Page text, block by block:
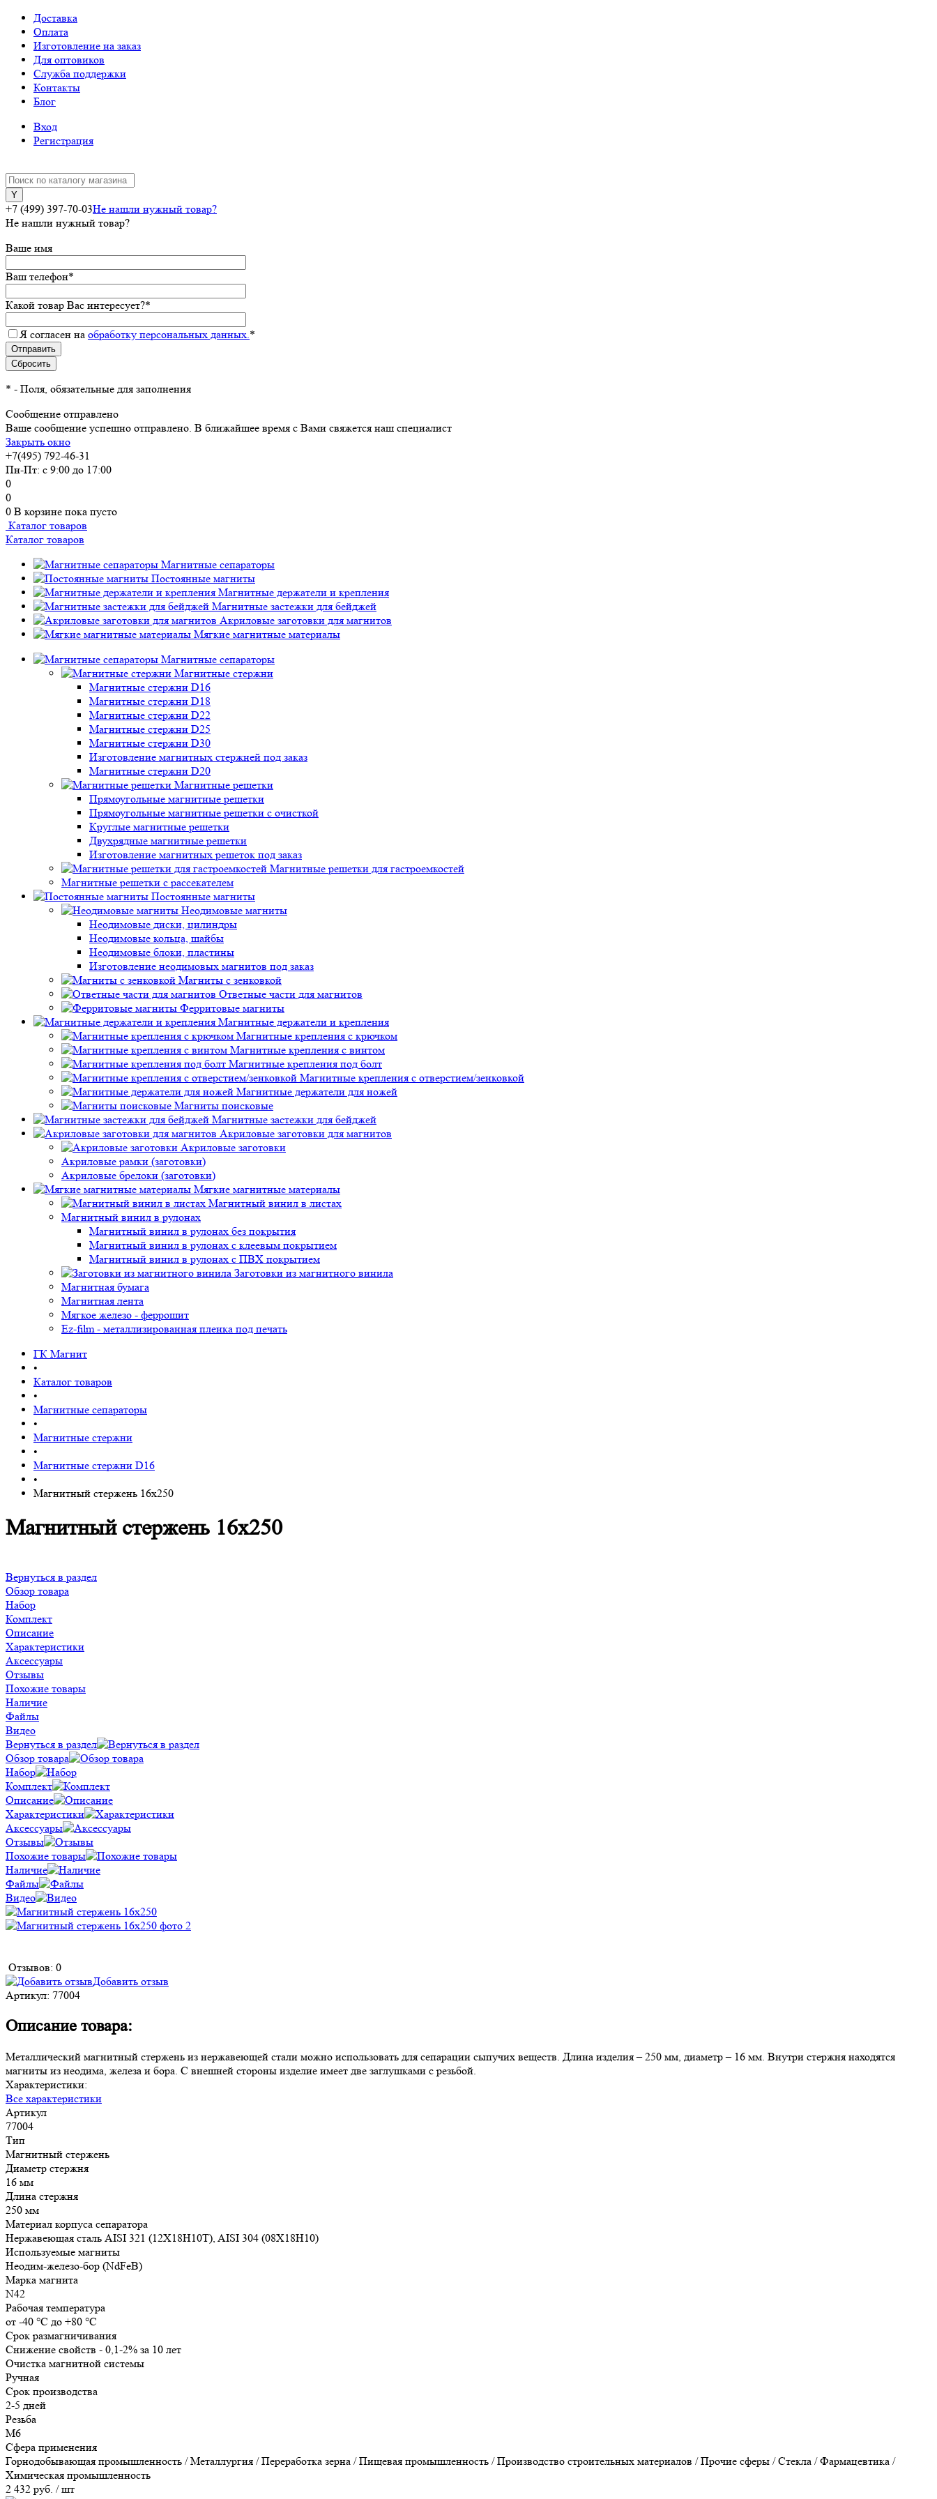
Доставка
Оплата
Изготовление на заказ
Для оптовиков
Служба поддержки
Контакты
Блог
Вход
Регистрация
+7 (499) 397-70-03Не нашли нужный товар?
Не нашли нужный товар?
Ваше имя
Ваш телефон*
Какой товар Вас интересует?*
Я согласен на обработку персональных данных.*
* - Поля, обязательные для заполнения
Сообщение отправлено
Ваше сообщение успешно отправлено. В ближайшее время с Вами свяжется наш специалист
Закрыть окно
+7(495) 792-46-31
Пн-Пт: с 9:00 до 17:00
0
0
0 В корзине пока пусто
Каталог товаров
Каталог товаров
Магнитные сепараторы
Постоянные магниты
Магнитные держатели и крепления
Магнитные застежки для бейджей
Акриловые заготовки для магнитов
Мягкие магнитные материалы
Магнитные сепараторы
Магнитные стержни
Магнитные стержни D16
Магнитные стержни D18
Магнитные стержни D22
Магнитные стержни D25
Магнитные стержни D30
Изготовление магнитных стержней под заказ
Магнитные стержни D20
Магнитные решетки
Прямоугольные магнитные решетки
Прямоугольные магнитные решетки с очисткой
Круглые магнитные решетки
Двухрядные магнитные решетки
Изготовление магнитных решеток под заказ
Магнитные решетки для гастроемкостей
Магнитные решетки с рассекателем
Постоянные магниты
Неодимовые магниты
Неодимовые диски, цилиндры
Неодимовые кольца, шайбы
Неодимовые блоки, пластины
Изготовление неодимовых магнитов под заказ
Магниты с зенковкой
Ответные части для магнитов
Ферритовые магниты
Магнитные держатели и крепления
Магнитные крепления с крючком
Магнитные крепления с винтом
Магнитные крепления под болт
Магнитные крепления с отверстием/зенковкой
Магнитные держатели для ножей
Магниты поисковые
Магнитные застежки для бейджей
Акриловые заготовки для магнитов
Акриловые заготовки
Акриловые рамки (заготовки)
Акриловые брелоки (заготовки)
Мягкие магнитные материалы
Магнитный винил в листах
Магнитный винил в рулонах
Магнитный винил в рулонах без покрытия
Магнитный винил в рулонах с клеевым покрытием
Магнитный винил в рулонах с ПВХ покрытием
Заготовки из магнитного винила
Магнитная бумага
Магнитная лента
Мягкое железо - феррошит
Ez-film - металлизированная пленка под печать
ГК Магнит
•
Каталог товаров
•
Магнитные сепараторы
•
Магнитные стержни
•
Магнитные стержни D16
•
Магнитный стержень 16х250
Магнитный стержень 16х250
Вернуться в раздел
Обзор товара
Набор
Комплект
Описание
Характеристики
Аксессуары
Отзывы
Похожие товары
Наличие
Файлы
Видео
Вернуться в раздел
Обзор товара
Набор
Комплект
Описание
Характеристики
Аксессуары
Отзывы
Похожие товары
Наличие
Файлы
Видео
Отзывов: 0
Добавить отзыв
Артикул: 77004
Описание товара:
Металлический магнитный стержень из нержавеющей стали можно использовать для сепарации сыпучих веществ. Длина изделия – 250 мм, диаметр – 16 мм. Внутри стержня находятся
магниты из неодима, железа и бора. С внешней стороны изделие имеет две заглушками с резьбой.
Характеристики:
Все характеристики
Артикул
77004
Тип
Магнитный стержень
Диаметр стержня
16 мм
Длина стержня
250 мм
Материал корпуса сепаратора
Нержавеющая сталь AISI 321 (12Х18Н10Т), AISI 304 (08Х18Н10)
Используемые магниты
Неодим-железо-бор (NdFeB)
Марка магнита
N42
Рабочая температура
от -40 °С до +80 °С
Срок размагничивания
Снижение свойств - 0,1-2% за 10 лет
Очистка магнитной системы
Ручная
Срок производства
2-5 дней
Резьба
М6
Сфера применения
Горнодобывающая промышленность / Металлургия / Переработка зерна / Пищевая промышленность / Производство строительных материалов / Прочие сферы / Стекла / Фармацевтика /
Химическая промышленность
2 432 руб. / шт